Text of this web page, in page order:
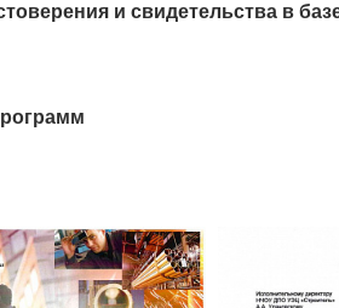
и свидетельства в